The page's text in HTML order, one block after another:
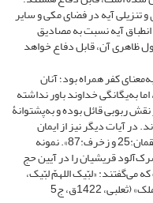
تنزیلی آیه در فضای مکی و سایر
آیه نسبت به مصادیق
ظاهری آن، قابل دفاع خواهد
کفر همراه بود؛ آنان
به‌یگانگی خداوند باور نداشته
ربوبی قائل بوده و به‌پشتوانۀ
در آیات دیگر نیز از ایمان
شرک‌آلود این جماعت یاد شده است، ازجمله «لقمان:25 و زخرف:87». نمونه
قریشیان را در آیین حج
می‌گفتند: «لبّیک اللهمّ لبّیک،
لبّیک لا شریک لک، إلّا شریکا هو لک، تملکه و ما ملک» (ثعلبى، 1422ق، ج‏5